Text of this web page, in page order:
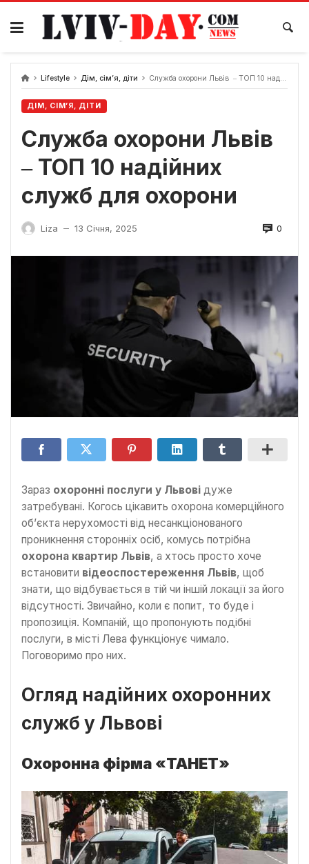
Skip
content
Lifestyle Дім, сім’я, діти Служба охорони Львів ‒ ТОП 10 надійних служб для охорони
ДІМ, СІМ’Я, ДІТИ
Служба охорони Львів
‒ ТОП 10 надійних
служб для охорони
Liza — 13 Січня, 2025 0
Зараз охоронні послуги у Львові дуже
затребувані. Когось цікавить охорона комерційного
об’єкта нерухомості від несанкціонованого
проникнення сторонніх осіб, комусь потрібна
охорона квартир Львів, а хтось просто хоче
встановити відеоспостереження Львів, щоб
знати, що відбувається в тій чи іншій локації за його
відсутності. Звичайно, коли є попит, то буде і
пропозиція. Компаній, що пропонують подібні
послуги, в місті Лева функціонує чимало.
Поговоримо про них.
Огляд надійних охоронних
служб у Львові
Охоронна фірма «ТАНЕТ»